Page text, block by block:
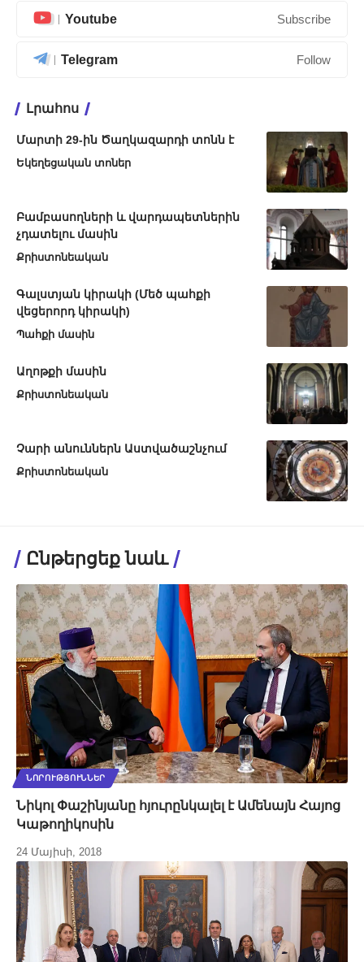
Youtube Subscribe
Telegram Follow
Լրահոս
Մարտի 29-ին Ծաղկազարդի տոնն է
Եկեղեցական տոներ
Բամբասողների և վարդապետներին
չդատելու մասին
Քրիստոնեական
Գալստյան կիրակի (Մեծ պահքի
վեցերորդ կիրակի)
Պահքի մասին
Աղոթքի մասին
Քրիստոնեական
Չարի անուններն Աստվածաշնչում
Քրիստոնեական
Ընթերցեք նաև
ՆՈՐՈՒԹՅՈՒՆՆԵՐ
Նիկոլ Փաշինյանը հյուրընկալել է Ամենայն Հայոց
Կաթողիկոսին
24 Մայիսի, 2018